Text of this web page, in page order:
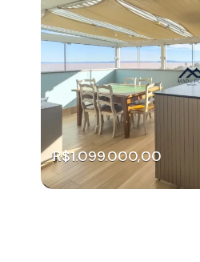
R$1.099.000,00